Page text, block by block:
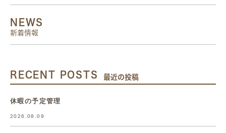
NEWS
新着情報
RECENT POSTS 最近の投稿
休暇の予定管理
2026.08.09